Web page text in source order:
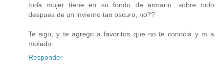
toda mujer tiene en su fondo de armario. sobre todo
despues de un invierno tan oscuro, no??
Te sigo, y te agrego a favoritos que no te conocia y m a
molado.
Responder